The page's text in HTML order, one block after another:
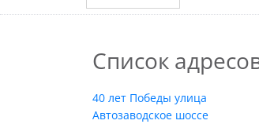
Список
40 лет Победы улица
Автозаводское шоссе